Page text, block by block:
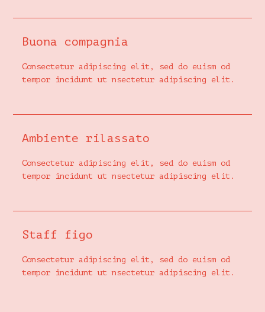
Buona compagnia
Consectetur adipiscing elit, sed do euism od
tempor incidunt ut nsectetur adipiscing elit.
Ambiente rilassato
Consectetur adipiscing elit, sed do euism od
tempor incidunt ut nsectetur adipiscing elit.
Staff figo
Consectetur adipiscing elit, sed do euism od
tempor incidunt ut nsectetur adipiscing elit.